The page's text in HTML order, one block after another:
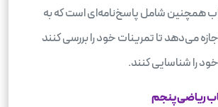
همچنین شامل پاسخ‌نامه‌ای است که به
می‌دهد تا تمرینات خود را بررسی کنند
را شناسایی کنند.
ریاضی پنجم